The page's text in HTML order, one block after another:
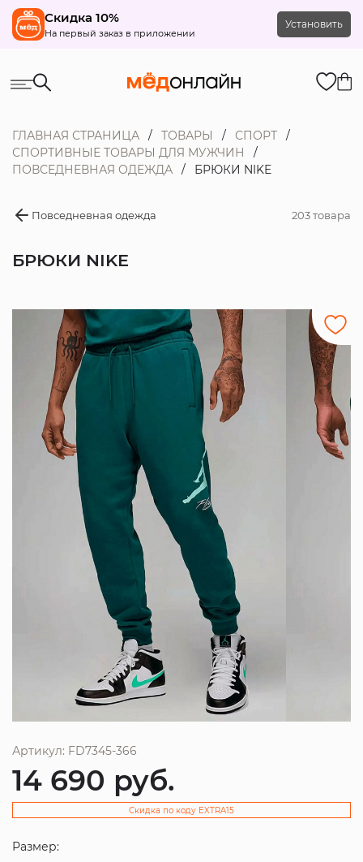
Скидка 10%
На первый заказ в приложении
Установить
ГЛАВНАЯ СТРАНИЦА ТОВАРЫ
СПОРТ
СПОРТИВНЫЕ ТОВАРЫ ДЛЯ МУЖЧИН
ПОВСЕДНЕВНАЯ ОДЕЖДА
БРЮКИ NIKE
Повседневная одежда 203 товара
БРЮКИ NIKE
Артикул: FD7345-366
14 690 руб.
Скидка по коду EXTRA15
Размер: